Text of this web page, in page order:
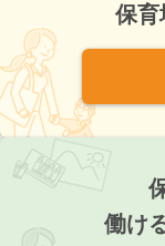
保育
働け